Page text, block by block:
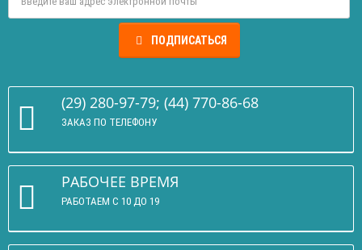
ПОДПИСАТЬСЯ
(29) 280-97-79; (44) 770-86-68
ЗАКАЗ ПО ТЕЛЕФОНУ
РАБОЧЕЕ ВРЕМЯ
РАБОТАЕМ С 10 ДО 19